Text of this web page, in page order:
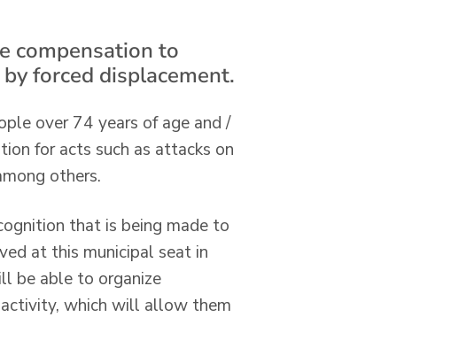
compensation to
forced displacement.
over 74 years of age and /
for acts such as attacks on
others.
that is being made to
at this municipal seat in
be able to organize
which will allow them